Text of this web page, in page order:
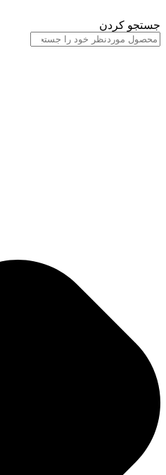
به
محتوا
جستجو کردن